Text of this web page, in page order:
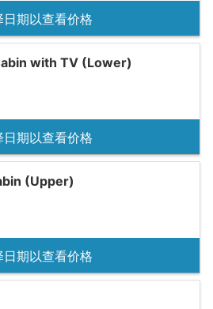
日期以查看价格
with TV (Lower)
日期以查看价格
(Upper)
日期以查看价格